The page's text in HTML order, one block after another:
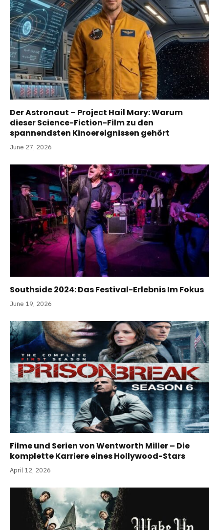
Der Astronaut – Project Hail Mary: Warum
dieser Science-Fiction-Film zu den
spannendsten Kinoereignissen gehört
June 27, 2026
Southside 2024: Das Festival-Erlebnis Im Fokus
June 19, 2026
Filme und Serien von Wentworth Miller – Die
komplette Karriere eines Hollywood-Stars
April 12, 2026